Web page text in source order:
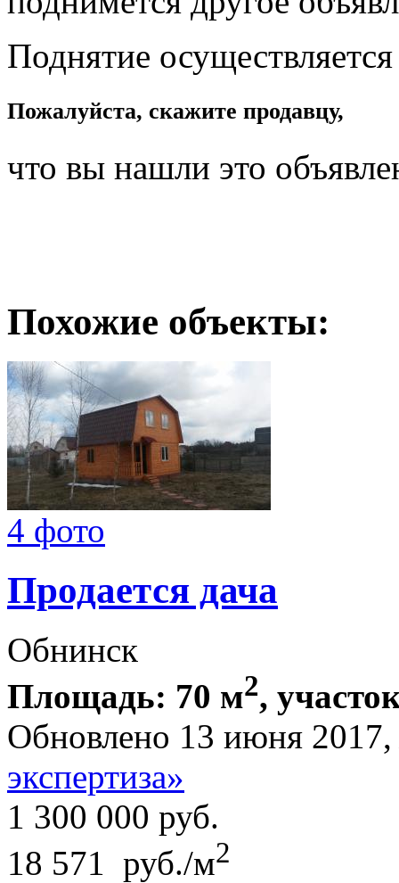
Поднятие
Пожалуйста, скажите продавцу,
что вы нашли это
Похожие объекты:
4 фото
Продается дача
Обнинск
Площадь: 70 м2,
Обновлено 13 июня
экспертиза»
1 300 000 руб.
18 571 руб./м2